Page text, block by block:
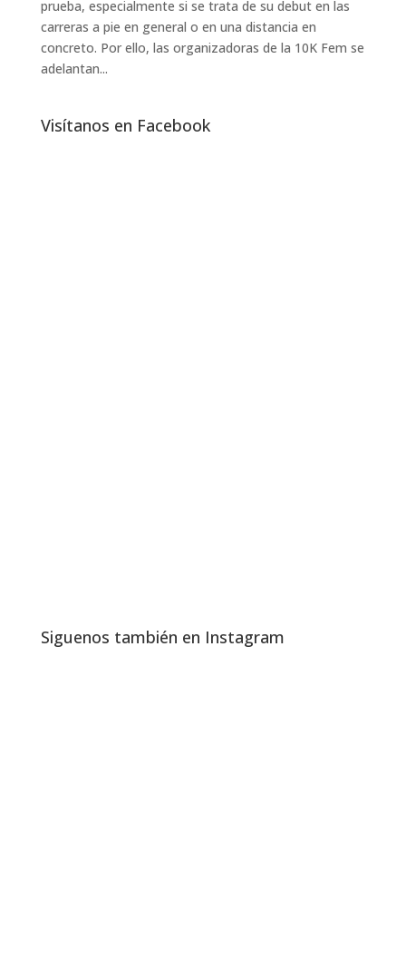
prueba, especialmente si se trata de su debut en las
carreras a pie en general o en una distancia en
concreto. Por ello, las organizadoras de la 10K Fem se
adelantan...
Visítanos en Facebook
Siguenos también en Instagram